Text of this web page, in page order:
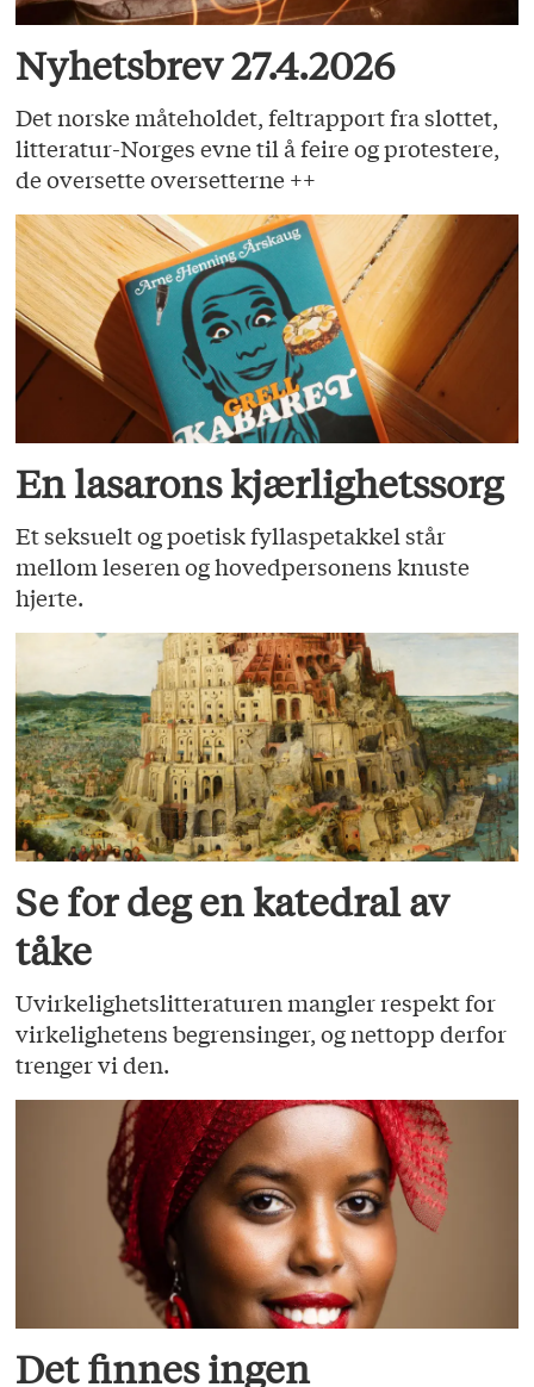
Nyhetsbrev 27.4.2026
Det norske måteholdet, feltrapport fra slottet,
litteratur-Norges evne til å feire og protestere,
de oversette oversetterne ++
En lasarons kjærlighetssorg
Et seksuelt og poetisk fyllaspetakkel står
mellom leseren og hovedpersonens knuste
hjerte.
Se for deg en katedral av
tåke
Uvirkelighetslitteraturen mangler respekt for
virkelighetens begrensinger, og nettopp derfor
trenger vi den.
Det finnes ingen